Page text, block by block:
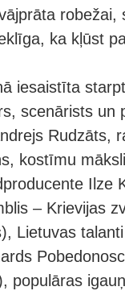
robežai,
ka kļūst
iesaistīta
scenārists un
Rudzāts,
kostīmu
Ilze
– Krievijas
Lietuvas
populāras